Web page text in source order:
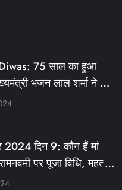
75 साल का हुआ
भजन लाल शर्मा ने दी
रहेंगी ये सेवाएं
#KFYNEWS
2024 दिन 9: कौन हैं मां
पर पूजा विधि, महत्व,
#KFYNEWS